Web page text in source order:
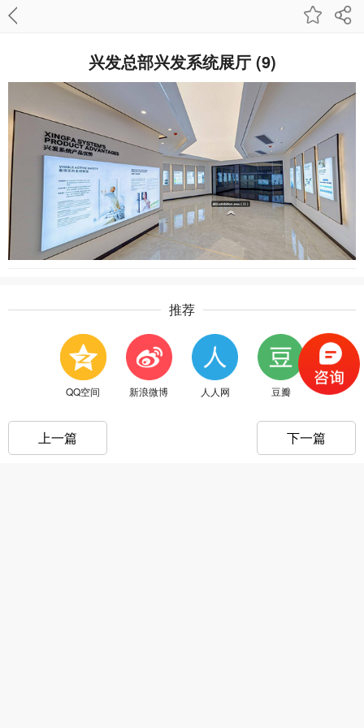
兴发总部兴发系统展厅 (9)
推荐
QQ空间 新浪微博 人人网 豆瓣
上一篇 下一篇